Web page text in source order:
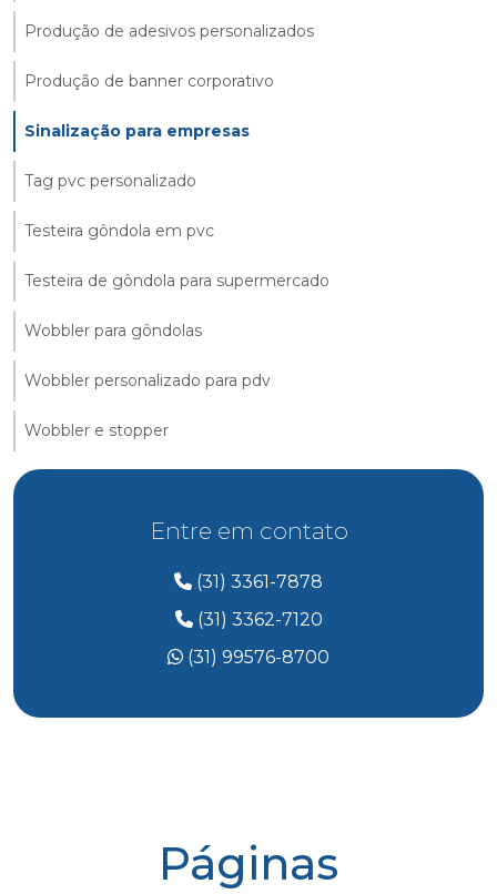
Produção de adesivos personalizados
Produção de banner corporativo
Sinalização para empresas
Tag pvc personalizado
Testeira gôndola em pvc
Testeira de gôndola para supermercado
Wobbler para gôndolas
Wobbler personalizado para pdv
Wobbler e stopper
Entre em contato
(31) 3361-7878
(31) 3362-7120
(31) 99576-8700
Páginas